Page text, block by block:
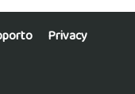
Privacy